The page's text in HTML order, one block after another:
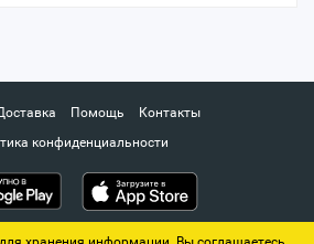
Помощь
Контакты
конфиденциальности